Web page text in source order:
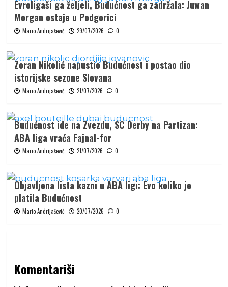
Evroligaši ga željeli, Budućnost ga zadržala: Juwan
Morgan ostaje u Podgorici
Mario Andrijašević 29/07/2026 0
Zoran Nikolić napustio Budućnost i postao dio
istorijske sezone Slovana
Mario Andrijašević 21/07/2026 0
Budućnost ide na Zvezdu, SC Derby na Partizan:
ABA liga vraća Fajnal-for
Mario Andrijašević 21/07/2026 0
Objavljena lista kazni u ABA ligi: Evo koliko je
platila Budućnost
Mario Andrijašević 20/07/2026 0
Komentariši